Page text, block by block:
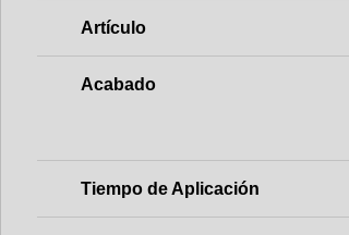
Artículo
Acabado
Tiempo de Aplicación